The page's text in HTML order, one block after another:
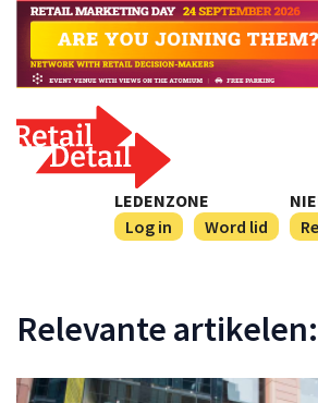
LEDENZONE
Log in
Word lid
Relevante artikelen: